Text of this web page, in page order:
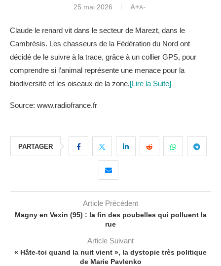
25 mai 2026 A+A-
Claude le renard vit dans le secteur de Marezt, dans le
Cambrésis. Les chasseurs de la Fédération du Nord ont
décidé de le suivre à la trace, grâce à un collier GPS, pour
comprendre si l’animal représente une menace pour la
biodiversité et les oiseaux de la zone.[Lire la Suite]
Source: www.radiofrance.fr
PARTAGER
Article Précédent
Magny en Vexin (95) : la fin des poubelles qui polluent la
rue
Article Suivant
« Hâte-toi quand la nuit vient », la dystopie très politique
de Marie Pavlenko